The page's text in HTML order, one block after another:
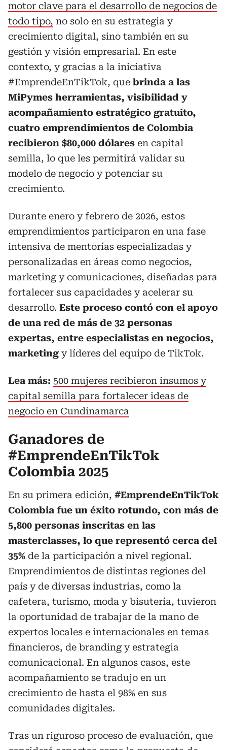
motor clave para el desarrollo de negocios de
todo tipo, no solo en su estrategia y
crecimiento digital, sino también en su
gestión y visión empresarial. En este
contexto, y gracias a la iniciativa
#EmprendeEnTikTok, que brinda a las
MiPymes herramientas, visibilidad y
acompañamiento estratégico gratuito,
cuatro emprendimientos de Colombia
recibieron $80,000 dólares en capital
semilla, lo que les permitirá validar su
modelo de negocio y potenciar su
crecimiento.
Durante enero y febrero de 2026, estos
emprendimientos participaron en una fase
intensiva de mentorías especializadas y
personalizadas en áreas como negocios,
marketing y comunicaciones, diseñadas para
fortalecer sus capacidades y acelerar su
desarrollo. Este proceso contó con el apoyo
de una red de más de 32 personas
expertas, entre especialistas en negocios,
marketing y líderes del equipo de TikTok.
Lea más: 500 mujeres recibieron insumos y
capital semilla para fortalecer ideas de
negocio en Cundinamarca
Ganadores de
#EmprendeEnTikTok
Colombia 2025
En su primera edición, #EmprendeEnTikTok
Colombia fue un éxito rotundo, con más de
5,800 personas inscritas en las
masterclasses, lo que representó cerca del
35% de la participación a nivel regional.
Emprendimientos de distintas regiones del
país y de diversas industrias, como la
cafetera, turismo, moda y bisutería, tuvieron
la oportunidad de trabajar de la mano de
expertos locales e internacionales en temas
financieros, de branding y estrategia
comunicacional. En algunos casos, este
acompañamiento se tradujo en un
crecimiento de hasta el 98% en sus
comunidades digitales.
Tras un riguroso proceso de evaluación, que